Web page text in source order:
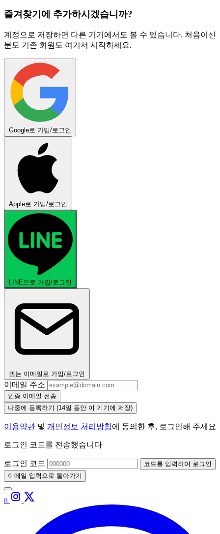
즐겨찾기에 추가하시겠습니까?
계정으로 저장하면 다른 기기에서도 볼 수 있습니다. 처음이신
분도 기존 회원도 여기서 시작하세요.
Google로 가입/로그인
Apple로 가입/로그인
LINE으로 가입/로그인
또는 이메일로 가입/로그인
이메일 주소
인증 이메일 전송
나중에 등록하기 (14일 동안 이 기기에 저장)
이용약관 및 개인정보 처리방침에 동의한 후, 로그인해 주세요
로그인 코드를 전송했습니다
로그인 코드
코드를 입력하여 로그인
이메일 입력으로 돌아가기
n